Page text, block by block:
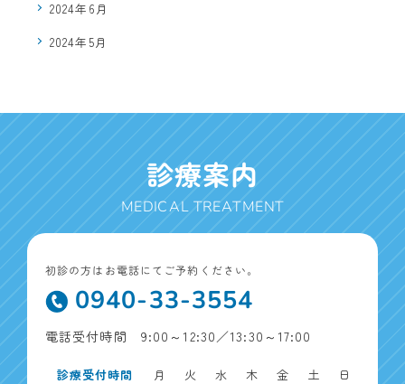
2024年6月
2024年5月
診療案内
MEDICAL TREATMENT
初診の方はお電話にてご予約ください。
0940-33-3554
電話受付時間 9:00～12:30／13:30～17:00
診療受付時間 月 火 水 木 金 土 日